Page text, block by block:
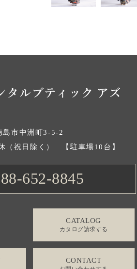
島市中洲町3-5-2
（祝日除く） 【駐車場10台】
652-8845
CATALOG
カタログ請求する
CONTACT